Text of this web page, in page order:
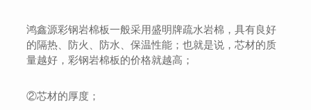
鸿鑫源彩钢岩棉板一般采用盛明牌疏水岩棉，具有良好
的隔热、防火、防水、保温性能；也就是说，芯材的质
量越好，彩钢岩棉板的价格就越高；
②芯材的厚度；